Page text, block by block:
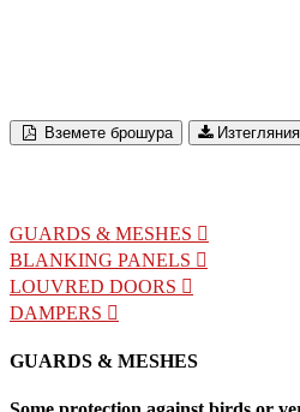
Вземете брошура Изтегляния
GUARDS & MESHES
BLANKING PANELS
LOUVRED DOORS
DAMPERS
GUARDS & MESHES